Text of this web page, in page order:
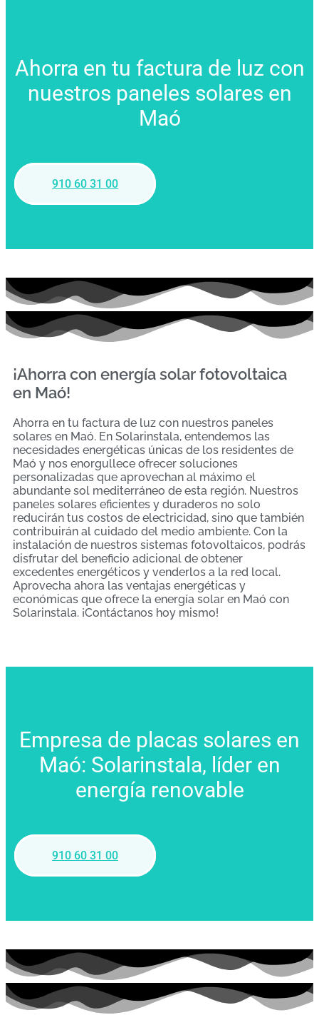
Ahorra en tu factura de luz con
nuestros paneles solares en
Maó
910 60 31 00
¡Ahorra con energía solar fotovoltaica
en Maó!
Ahorra en tu factura de luz con nuestros paneles
solares en Maó. En Solarinstala, entendemos las
necesidades energéticas únicas de los residentes de
Maó y nos enorgullece ofrecer soluciones
personalizadas que aprovechan al máximo el
abundante sol mediterráneo de esta región. Nuestros
paneles solares eficientes y duraderos no solo
reducirán tus costos de electricidad, sino que también
contribuirán al cuidado del medio ambiente. Con la
instalación de nuestros sistemas fotovoltaicos, podrás
disfrutar del beneficio adicional de obtener
excedentes energéticos y venderlos a la red local.
Aprovecha ahora las ventajas energéticas y
económicas que ofrece la energía solar en Maó con
Solarinstala. ¡Contáctanos hoy mismo!
Empresa de placas solares en
Maó: Solarinstala, líder en
energía renovable
910 60 31 00